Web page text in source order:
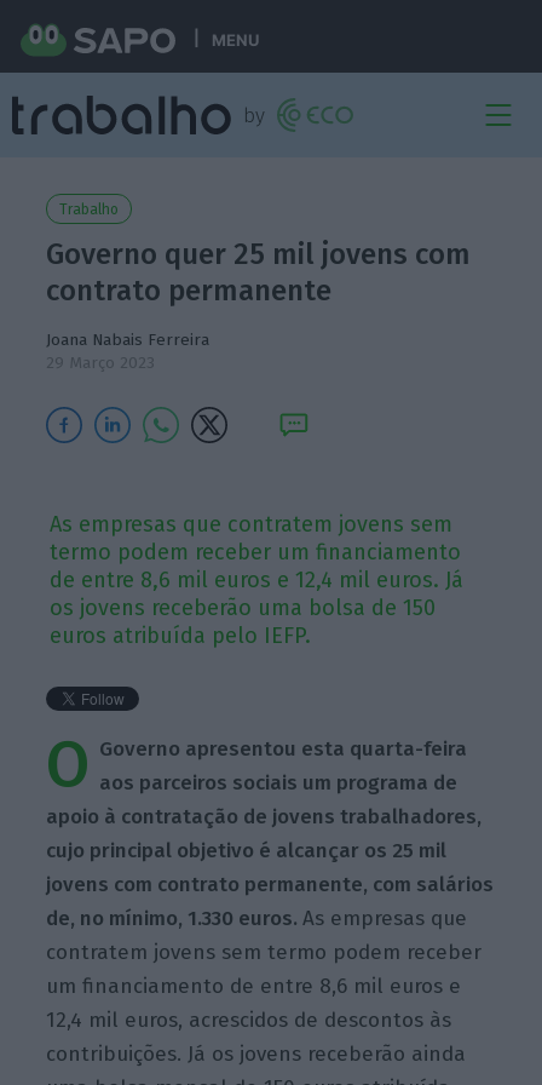
MENU
Trabalho
Governo quer 25 mil jovens com
contrato permanente
Joana Nabais Ferreira
29 Março 2023
As empresas que contratem jovens sem
termo podem receber um financiamento
de entre 8,6 mil euros e 12,4 mil euros. Já
os jovens receberão uma bolsa de 150
euros atribuída pelo IEFP.
O Governo apresentou esta quarta-feira
aos parceiros sociais um programa de
apoio à contratação de jovens trabalhadores,
cujo principal objetivo é alcançar os 25 mil
jovens com contrato permanente, com salários
de, no mínimo, 1.330 euros.As empresas que
contratem jovens sem termo podem receber
um financiamento de entre 8,6 mil euros e
12,4 mil euros, acrescidos de descontos às
contribuições. Já os jovens receberão ainda